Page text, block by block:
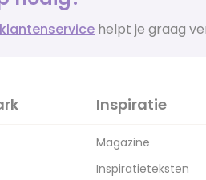
helpt je graag
Inspiratie
Magazine
Inspiratieteksten